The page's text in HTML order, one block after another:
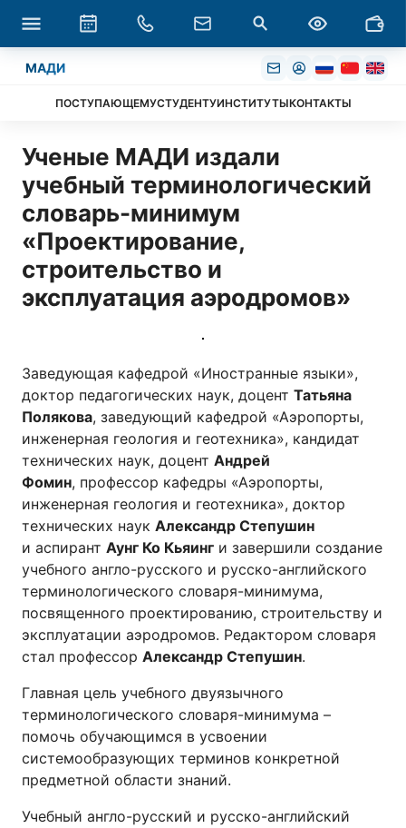
МАДИ
ПОСТУПАЮЩЕМУСТУДЕНТУИНСТИТУТЫКОНТАКТЫ
Ученые МАДИ издали
учебный терминологический
словарь-минимум
«Проектирование,
строительство и
эксплуатация аэродромов»
Заведующая кафедрой «Иностранные языки»,
доктор педагогических наук, доцент Татьяна
Полякова, заведующий кафедрой «Аэропорты,
инженерная геология и геотехника», кандидат
технических наук, доцент Андрей
Фомин, профессор кафедры «Аэропорты,
инженерная геология и геотехника», доктор
технических наук Александр Степушин
и аспирант Аунг Ко Кьяинг и завершили создание
учебного англо-русского и русско-английского
терминологического словаря-минимума,
посвященного проектированию, строительству и
эксплуатации аэродромов. Редактором словаря
стал профессор Александр Степушин.
Главная цель учебного двуязычного
терминологического словаря-минимума –
помочь обучающимся в усвоении
системообразующих терминов конкретной
предметной области знаний.
Учебный англо-русский и русско-английский